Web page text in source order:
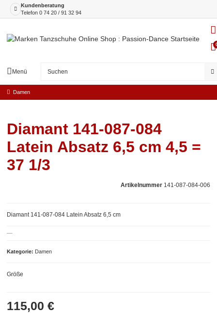
Kundenberatung
Telefon 0 74 20 / 91 32 94
Menü
Damen
Diamant 141-087-084
Latein Absatz 6,5 cm 4,5 =
37 1/3
Artikelnummer 141-087-084-006
Kategorie Damen
Diamant 141-087-084 Latein Absatz 6,5 cm
Größe
115,00 €